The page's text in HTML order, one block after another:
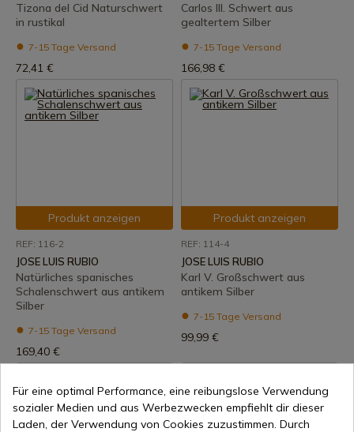
Tizona del Cid Naturschwert
in rustikal
7-15 Tage Versand
72,41 €
Carlos III. Schwert aus
gealtertem Silber
7-15 Tage Versand
166,98 €
Produkt anzeigen
REF: 116-2
JOSE LUIS RUBIO
Natürliches spanisches
Schalenschwert aus antikem
Silber
7-15 Tage Versand
169,40 €
Produkt anzeigen
REF: 114-4
JOSE LUIS RUBIO
Karl V. Großschwert aus
antikem Silber
7-15 Tage Versand
99,99 €
Für eine optimal Performance, eine reibungslose Verwendung
sozialer Medien und aus Werbezwecken empfiehlt dir dieser
Laden, der Verwendung von Cookies zuzustimmen. Durch